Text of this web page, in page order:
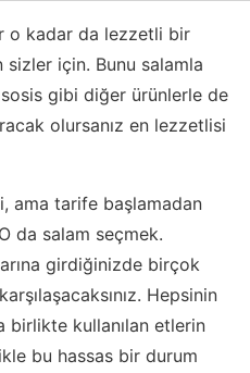
o kadar da lezzetli bir
sizler için. Bunu salamla
gibi diğer ürünlerle de
olursanız en lezzetlisi
ama tarife başlamadan
da salam seçmek.
girdiğinizde birçok
Hepsinin
birlikte kullanılan etlerin
bu hassas bir durum